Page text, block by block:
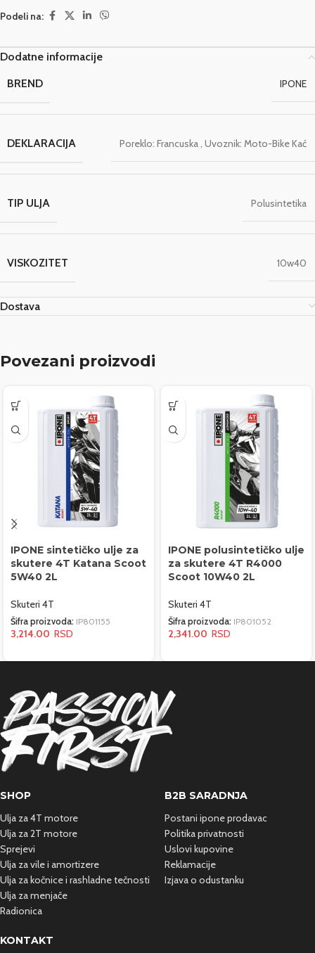
Podeli na:
Dodatne informacije
BREND
IPONE
DEKLARACIJA Poreklo: Francuska, Uvoznik: Moto-Bike Kać
TIP ULJA Polusintetika
VISKOZITET 10w40
Dostava
Povezani proizvodi
IPONE sintetičko ulje za
skutere 4T Katana Scoot
5W40 2L
Skuteri 4T
Šifra proizvoda: IP801155
3,214.00
IPONE polusintetičko ulje
za skutere 4T R4000
Scoot 10W40 2L
Skuteri 4T
Šifra proizvoda: IP801052
2,341.00
SHOP
Ulja za 4T motore
Ulja za 2T motore
Sprejevi
Ulja za vile i amortizere
Ulja za kočnice i rashladnetečnosti
Ulja za menjače
Radionica
B2B SARADNJA
Postani ipone prodavac
Politika privatnosti
Uslovi kupovine
Reklamacije
Izjava o odustanku
KONTAKT